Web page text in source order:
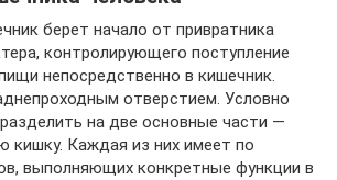
берет начало от привратника
контролирующего поступление
непосредственно в кишечник.
отверстием. Условно
на две основные части —
кишку. Каждая из них имеет по
выполняющих конкретные функции в